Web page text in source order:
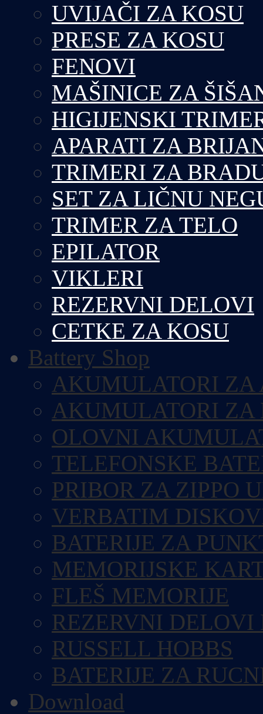
UVIJAČI ZA KOSU
PRESE ZA KOSU
FENOVI
MAŠINICE ZA
HIGIJENSKI
APARATI ZA
TRIMERI ZA
SET ZA LIČNU
TRIMER ZA TELO
EPILATOR
VIKLERI
REZERVNI DELOVI
CETKE ZA KOSU
Battery Shop
AKUMULATORI ZA
AKUMULATORI ZA
OLOVNI
TELEFONSKE
PRIBOR ZA ZIPPO
VERBATIM
BATERIJE ZA
MEMORIJSKE
FLEŠ MEMORIJE
REZERVNI DELOVI
RUSSELL HOBBS
BATERIJE ZA
Download